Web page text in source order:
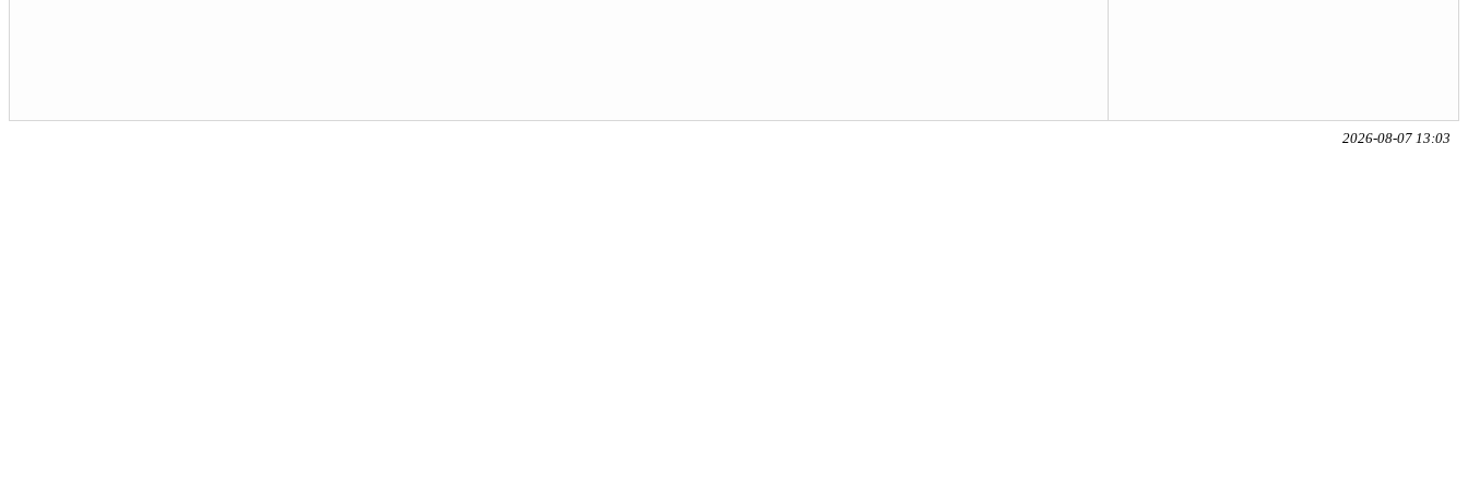
2026-08-07 13:03